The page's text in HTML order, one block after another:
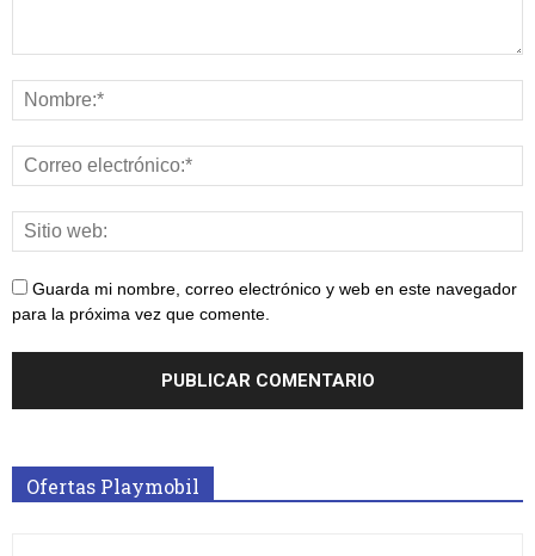
Guarda mi nombre, correo electrónico y web en este navegador
para la próxima vez que comente.
Ofertas Playmobil